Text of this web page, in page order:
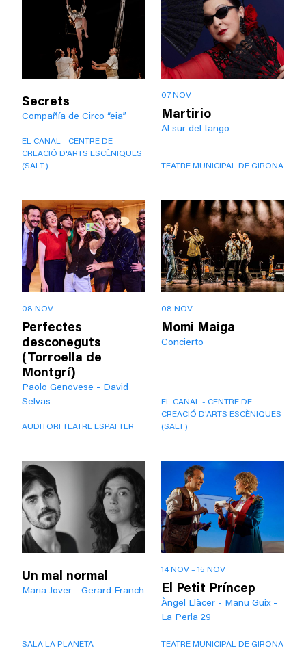
Secrets
Compañía de Circo “eia”
EL CANAL - CENTRE DE
CREACIÓ D'ARTS ESCÈNIQUES
(SALT)
07 NOV
Martirio
Al sur del tango
TEATRE MUNICIPAL DE GIRONA
08 NOV
Perfectes
desconeguts
(Torroella de
Montgrí)
Paolo Genovese - David
Selvas
AUDITORI TEATRE ESPAI TER
08 NOV
Momi Maiga
Concierto
EL CANAL - CENTRE DE
CREACIÓ D'ARTS ESCÈNIQUES
(SALT)
Un mal normal
Maria Jover - Gerard Franch
SALA LA PLANETA
14 NOV – 15 NOV
El Petit Príncep
Àngel Llàcer - Manu Guix -
La Perla 29
TEATRE MUNICIPAL DE GIRONA